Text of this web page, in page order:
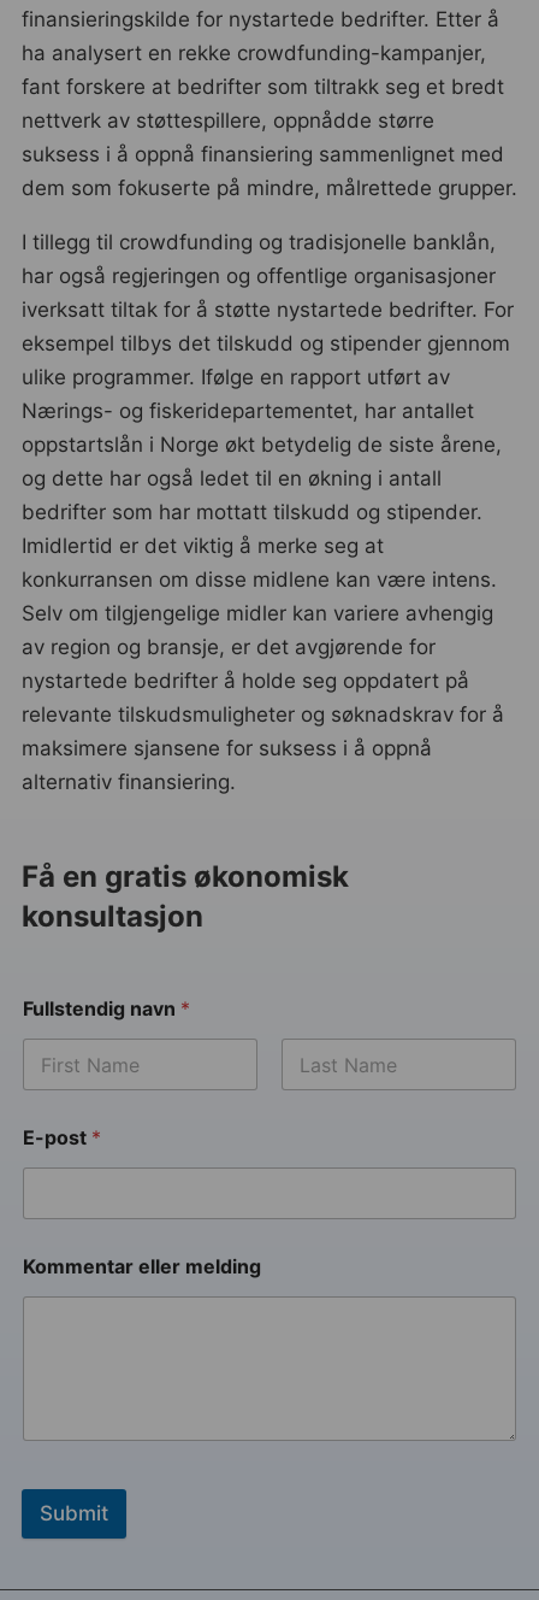
finansieringskilde for nystartede bedrifter. Etter å
ha analysert en rekke crowdfunding-kampanjer,
fant forskere at bedrifter som tiltrakk seg et bredt
nettverk av støttespillere, oppnådde større
suksess i å oppnå finansiering sammenlignet med
dem som fokuserte på mindre, målrettede grupper.
I tillegg til crowdfunding og tradisjonelle banklån,
har også regjeringen og offentlige organisasjoner
iverksatt tiltak for å støtte nystartede bedrifter. For
eksempel tilbys det tilskudd og stipender gjennom
ulike programmer. Ifølge en rapport utført av
Nærings- og fiskeridepartementet, har antallet
oppstartslån i Norge økt betydelig de siste årene,
og dette har også ledet til en økning i antall
bedrifter som har mottatt tilskudd og stipender.
Imidlertid er det viktig å merke seg at
konkurransen om disse midlene kan være intens.
Selv om tilgjengelige midler kan variere avhengig
av region og bransje, er det avgjørende for
nystartede bedrifter å holde seg oppdatert på
relevante tilskudsmuligheter og søknadskrav for å
maksimere sjansene for suksess i å oppnå
alternativ finansiering.
Få en gratis økonomisk
konsultasjon
Fullstendig navn *
E-post *
Kommentar eller melding
Submit